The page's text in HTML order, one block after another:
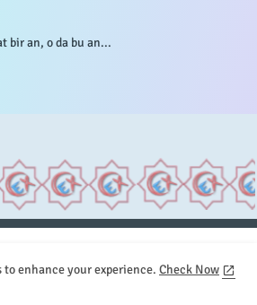
bir an, o da bu an...
Sitemap
İletişim
to enhance your experience. Check Now